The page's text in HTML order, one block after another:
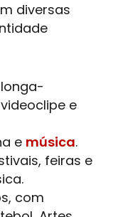
diversas
e
e música.
feiras e
com